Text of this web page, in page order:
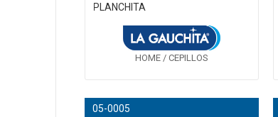
PLANCHITA
HOME / CEPILLOS
05-0005